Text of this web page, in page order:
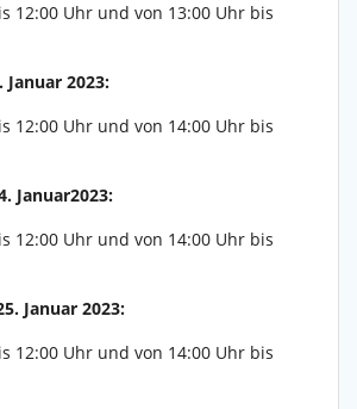
12:00 Uhr und von 13:00 Uhr bis
2023:
12:00 Uhr und von 14:00 Uhr bis
Januar2023:
12:00 Uhr und von 14:00 Uhr bis
Januar 2023:
12:00 Uhr und von 14:00 Uhr bis